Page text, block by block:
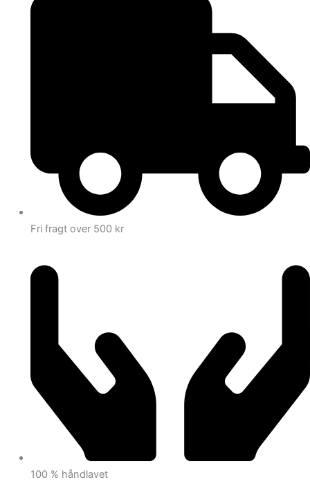
Fri fragt over 500 kr
100 % håndlavet